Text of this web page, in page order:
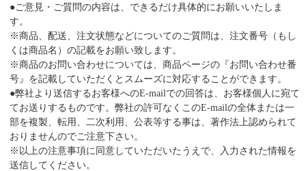
●ご意見・ご質問の内容は、できるだけ具体的にお願いいたしま
す。
※商品、配送、注文状態などについてのご質問は、注文番号（もし
くは商品名）の記載をお願い致します。
※商品のお問い合わせについては、商品ページの『お問い合わせ番
号』を記載していただくとスムーズに対応することができます。
●弊社より送信するお客様へのE-mailでの回答は、お客様個人に宛て
てお送りするものです。弊社の許可なくこのE-mailの全体または一
部を複製、転用、二次利用、公表等する事は、著作法上認められて
おりませんのでご注意下さい。
※以上の注意事項に同意していただいたうえで、入力された情報を
送信してください。